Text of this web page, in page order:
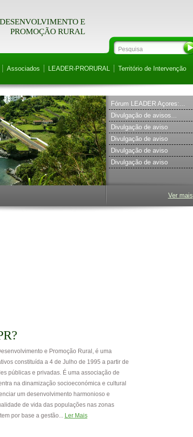
E
PROMOÇÃO RURAL
Associados LEADER-PRORURAL Território de Intervenção
Fórum LEADER Açores:...
Divulgação de avisos...
Divulgação de aviso
Divulgação de aviso
Divulgação de aviso
Divulgação de aviso
Ver mais
e Promoção Rural, é uma
constituída a 4 de Julho de 1995 a partir de
públicas e privadas. É uma associação de
na dinamização socioeconómica e cultural
um desenvolvimento harmonioso e
de vida das populações nas zonas
por base a gestão... Ler Mais